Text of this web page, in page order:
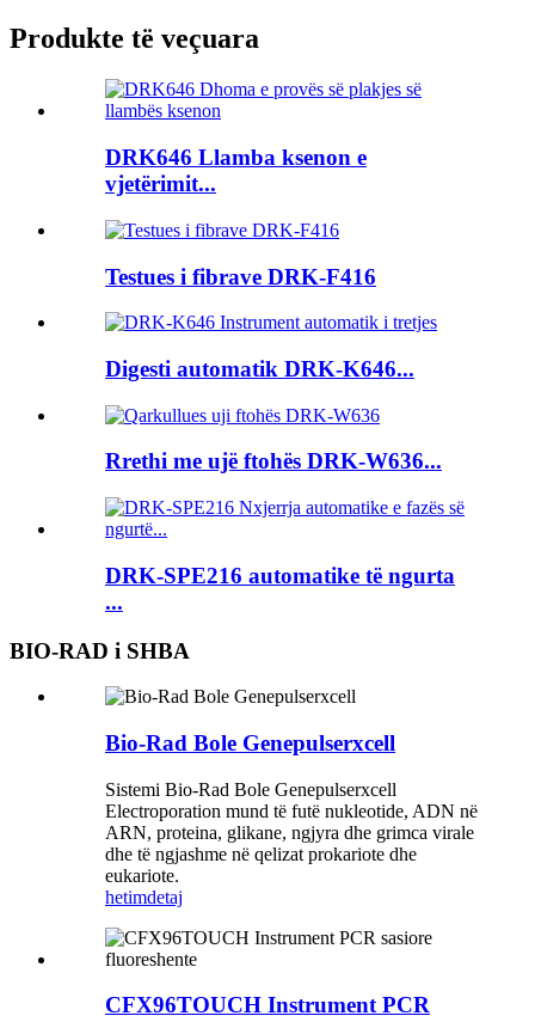
Produkte të veçuara
DRK646 Llamba ksenon e
vjetërimit...
Testues i fibrave DRK-F416
Digesti automatik DRK-K646...
Rrethi me ujë ftohës DRK-W636...
DRK-SPE216 automatike të ngurta
...
BIO-RAD i SHBA
Bio-Rad Bole Genepulserxcell
Sistemi Bio-Rad Bole Genepulserxcell
Electroporation mund të futë nukleotide, ADN në
ARN, proteina, glikane, ngjyra dhe grimca virale
dhe të ngjashme në qelizat prokariote dhe
eukariote.
hetimdetaj
CFX96TOUCH Instrument PCR